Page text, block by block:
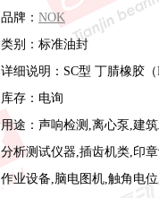
品牌： NOK
类别：标准油封
详细说明：SC型 丁腈橡胶
库存：电询
用途：声响检测,离心泵,建
分析测试仪器,插齿机类,印
作业设备,脑电图机,触角电